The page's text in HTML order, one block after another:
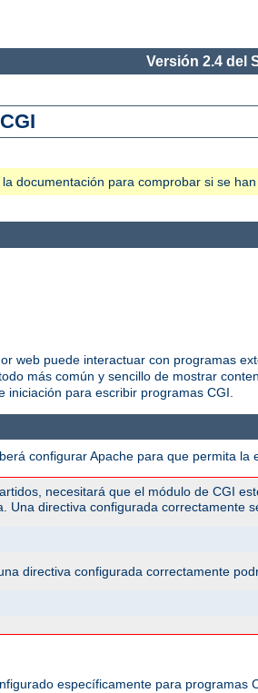
Versión 2.4 del
documentación para comprobar si se
web puede interactuar con programas
más común y sencillo de mostrar
para escribir programas CGI.
configurar Apache para que permita la
necesitará que el módulo de CGI
Una directiva configurada correctamente
directiva configurada correctamente
específicamente para programas